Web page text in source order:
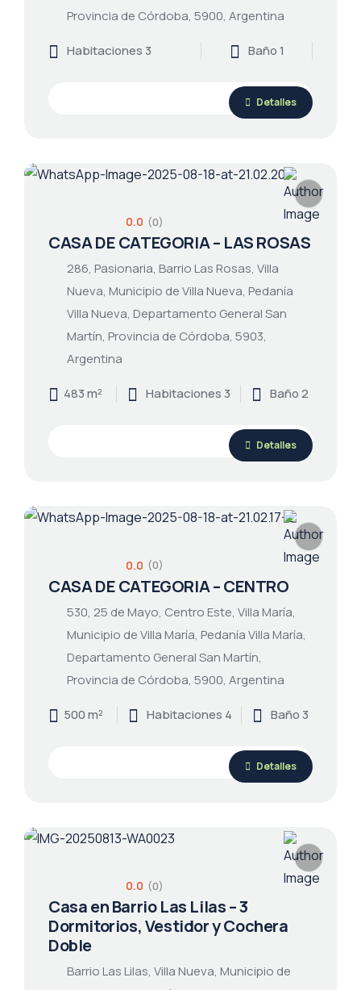
Provincia de Córdoba, 5900, Argentina
Habitaciones 3 Baño 1
Detalles
0.0 (0)
CASA DE CATEGORIA – LAS ROSAS
286, Pasionaria, Barrio Las Rosas, Villa
Nueva, Municipio de Villa Nueva, Pedanía
Villa Nueva, Departamento General San
Martín, Provincia de Córdoba, 5903,
Argentina
483 m² Habitaciones 3 Baño 2
Detalles
0.0 (0)
CASA DE CATEGORIA – CENTRO
530, 25 de Mayo, Centro Este, Villa María,
Municipio de Villa María, Pedanía Villa María,
Departamento General San Martín,
Provincia de Córdoba, 5900, Argentina
500 m² Habitaciones 4 Baño 3
Detalles
0.0 (0)
Casa en Barrio Las Lilas – 3
Dormitorios, Vestidor y Cochera
Doble
Barrio Las Lilas, Villa Nueva, Municipio de